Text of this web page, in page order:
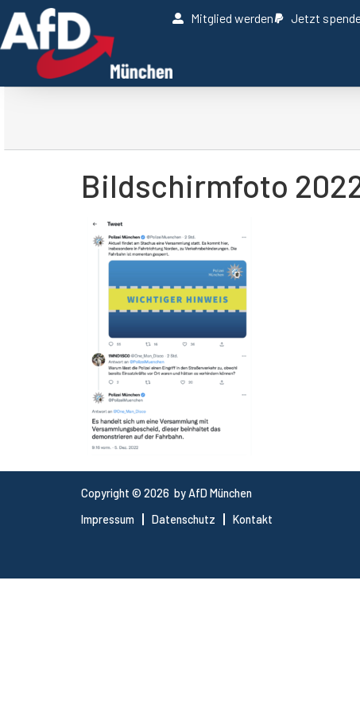
Mitglied werden Jetzt
Bildschirmfoto
Copyright © 2026 by AfD München
Impressum
Datenschutz Kontakt